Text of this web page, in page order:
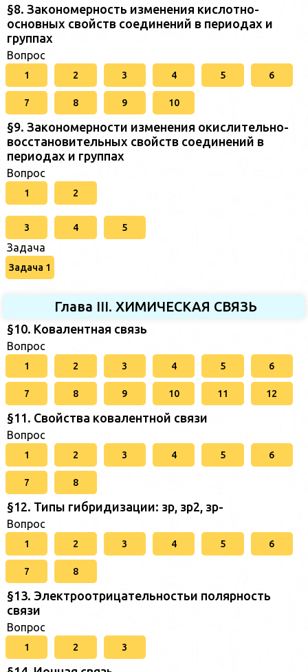
§8. Закономерность изменения кислотно-
основных свойств соединений в периодах и
группах
Вопрос
1 2 3 4 5 6
7 8 9 10
§9. Закономерности изменения окислительно-
восстановительных свойств соединений в
периодах и группах
Вопрос
1 2
3 4 5
Задача
Задача 1
Глава III. ХИМИЧЕСКАЯ СВЯЗЬ
§10. Ковалентная связь
Вопрос
1 2 3 4 5 6
7 8 9 10 11 12
§11. Свойства ковалентной связи
Вопрос
1 2 3 4 5 6
7 8
§12. Типы гибридизации: зр, зр2, зр-
Вопрос
1 2 3 4 5 6
7 8
§13. Электроотрицательностьи полярность
связи
Вопрос
1 2 3